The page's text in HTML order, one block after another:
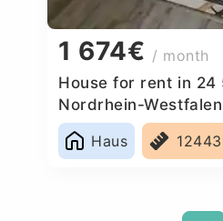
1 674€ / month
House for rent in 24
Nordrhein-
Haus